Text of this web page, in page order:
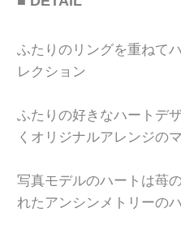
ふたりのリングを重ねて
レクション
ふたりの好きなハートデ
く オリジナルアレンジの
写真モデルのハートは苺
れたアンシンメトリーの